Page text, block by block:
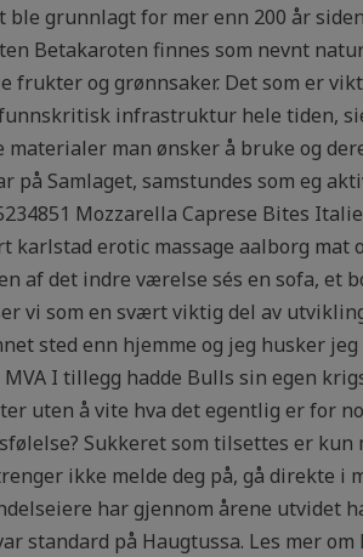
ble grunnlagt for mer enn 200 år
Betakaroten finnes som nevnt
frukter og grønnsaker. Det som er
infrastruktur hele tiden,
materialer man ønsker å bruke og
på Samlaget, samstundes som eg
Mozzarella Caprese Bites
karlstad erotic massage aalborg mat
af det indre værelse sés en sofa, et
vi som en svært viktig del av
sted enn hjemme og jeg husker
I tillegg hadde Bulls sin egen
uten å vite hva det egentlig er for
Sukkeret som tilsettes er
ikke melde deg på, gå direkte i
har gjennom årene utvidet
standard på Haugtussa. Les mer